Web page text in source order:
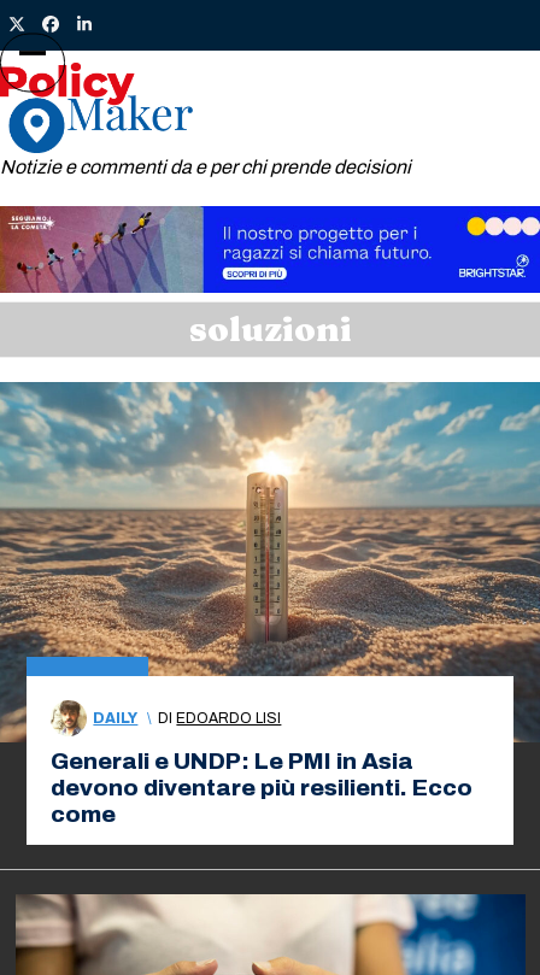
Skip
to
content
TwitterFacebook
LinkedIn
Notizie e commenti da e per chi prende decisioni
Open
mobile
menu
Close
mobile
menu
soluzioni
DAILY \ DIEDOARDO LISI
Generali e UNDP: Le PMI in Asia
devono diventare più resilienti. Ecco
come